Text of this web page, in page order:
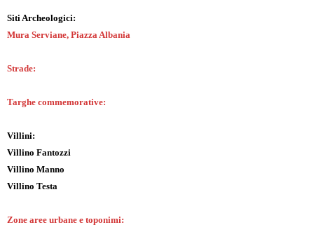
Siti Archeologici:
Mura Serviane, Piazza Albania
Strade:
Targhe commemorative:
Villini:
Villino Fantozzi
Villino Manno
Villino Testa
Zone aree urbane e toponimi: